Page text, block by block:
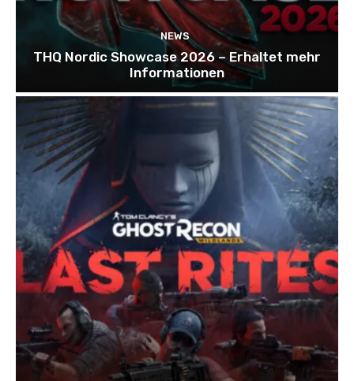
NEWS
THQ Nordic Showcase 2026 – Erhaltet mehr
Informationen